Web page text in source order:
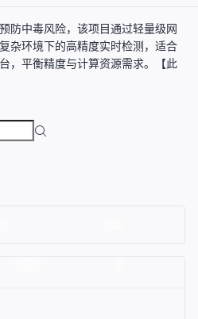
防中毒风险，该项目通过轻量级网
杂环境下的高精度实时检测，适合
，平衡精度与计算资源需求。【此